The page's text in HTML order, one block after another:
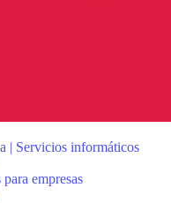
| Servicios informáticos
empresas